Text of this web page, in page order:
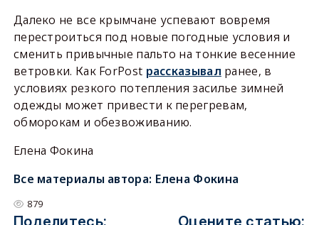
Далеко не все крымчане успевают вовремя
перестроиться под новые погодные условия и
сменить привычные пальто на тонкие весенние
ветровки. Как ForPost рассказывал ранее, в
условиях резкого потепления засилье зимней
одежды может привести к перегревам,
обморокам и обезвоживанию.
Елена Фокина
Все материалы автора: Елена Фокина
879
Поделитесь: Оцените статью: